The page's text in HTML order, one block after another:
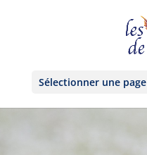
Sélectionner une page